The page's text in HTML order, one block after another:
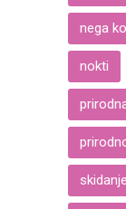
nega
nokti